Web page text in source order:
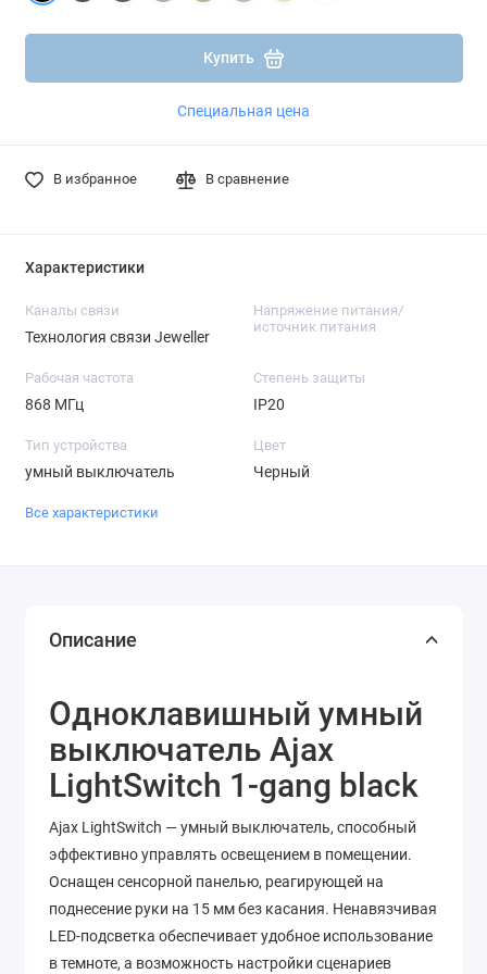
Купить
Специальная цена
В избранное В сравнение
Характеристики
Каналы связи
Технология связи Jeweller
Напряжение питания/
источник питания
Рабочая частота
868 МГц
Степень защиты
IP20
Тип устройства
умный выключатель
Цвет
Черный
Все характеристики
Описание
Одноклавишный умный
выключатель Ajax
LightSwitch 1-gang black
Ajax LightSwitch — умный выключатель, способный
эффективно управлять освещением в помещении.
Оснащен сенсорной панелью, реагирующей на
поднесение руки на 15 мм без касания. Ненавязчивая
LED-подсветка обеспечивает удобное использование
в темноте, а возможность настройки сценариев